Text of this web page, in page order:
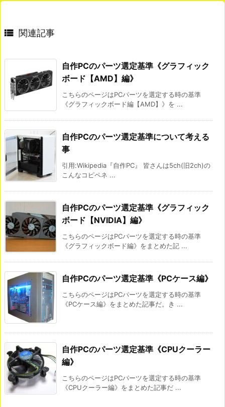
 関連記事
自作PCのパーツ選定基準《グラフィック
ボード【AMD】編》
こちらのページはPCパーツを選定する時の基準
《グラフィックボード編【AMD】》を ...
自作PCのパーツ選定基準について考える
事
引用:Wikipedia『自作PC』 皆さんは5ch(旧2ch)の
こんなコピペネ ...
自作PCのパーツ選定基準《グラフィック
ボード【NVIDIA】編》
こちらのページはPCパーツを選定する時の基準
《グラフィックボード編》をまとめた記 ...
自作PCのパーツ選定基準《PCケース編》
こちらのページはPCパーツを選定する時の基準
《PCケース編》をまとめた記事だ。き ...
自作PCのパーツ選定基準《CPUクーラー
編》
こちらのページはPCパーツを選定する時の基準
《CPUクーラー編》をまとめた記事だ ...